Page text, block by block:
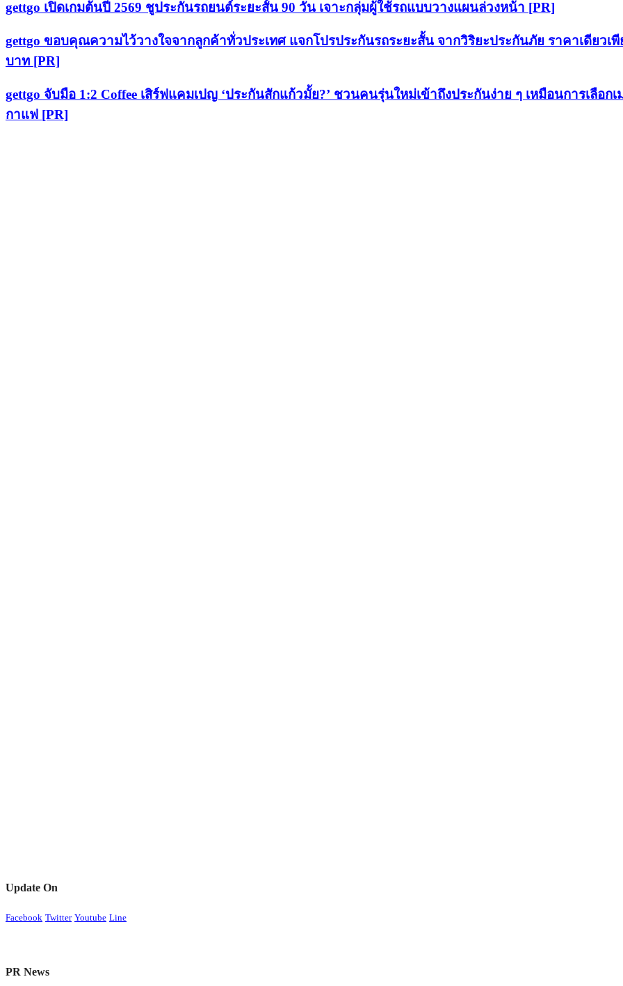
gettgo เปิดเกมต้นปี 2569 ชูประกันรถยนต์ระยะสั้น 90 วัน เจาะกลุ่มผู้ใช้รถแบบวางแผนล่วงหน้า [PR]
gettgo ขอบคุณความไว้วางใจจากลูกค้าทั่วประเทศ แจกโปรประกันรถระยะสั้น จากวิริยะประกันภัย ราคาเดียวเพี
บาท [PR]
gettgo จับมือ 1:2 Coffee เสิร์ฟแคมเปญ ‘ประกันสักแก้วมั้ย?’ ชวนคนรุ่นใหม่เข้าถึงประกันง่าย ๆ เหมือนการเลือกเ
กาแฟ [PR]
Update On
Facebook Twitter Youtube Line
PR News